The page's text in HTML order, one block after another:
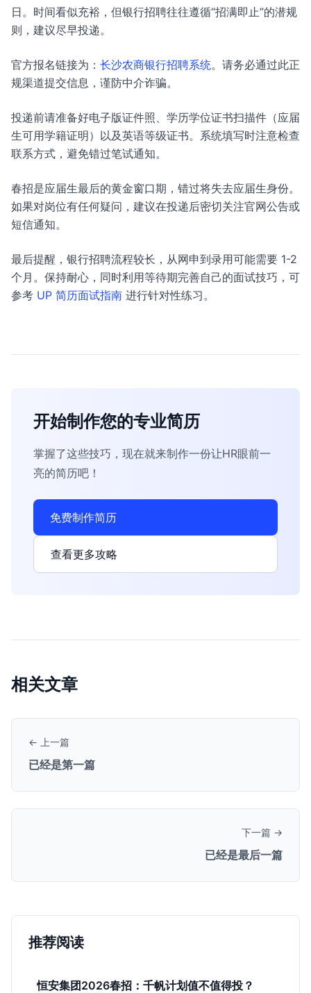
日。时间看似充裕，但银行招聘往往遵循“招满即止”的潜规
则，建议尽早投递。
官方报名链接为： 长沙农商银行招聘系统。请务必通过此正
规渠道提交信息，谨防中介诈骗。
投递前请准备好电子版证件照、学历学位证书扫描件（应届
生可用学籍证明）以及英语等级证书。系统填写时注意检查
联系方式，避免错过笔试通知。
春招是应届生最后的黄金窗口期，错过将失去应届生身份。
如果对岗位有任何疑问，建议在投递后密切关注官网公告或
短信通知。
最后提醒，银行招聘流程较长，从网申到录用可能需要 1-2
个月。保持耐心，同时利用等待期完善自己的面试技巧，可
参考 UP 简历面试指南 进行针对性练习。
开始制作您的专业简历
掌握了这些技巧，现在就来制作一份让HR眼前一
亮的简历吧！
免费制作简历
查看更多攻略
相关文章
← 上一篇
已经是第一篇
下一篇 →
已经是最后一篇
推荐阅读
恒安集团2026春招：千帆计划值不值得投？